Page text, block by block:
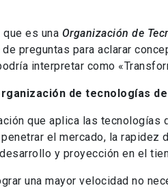
que es una Organización de
de preguntas para aclarar
interpretar como
de tecnologías
que aplica las
el mercado, la rapidez
y proyección en el
una mayor velocidad no